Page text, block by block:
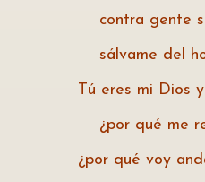
contra gente
sálvame del
Tú eres mi Dios
¿por qué me
¿por qué voy